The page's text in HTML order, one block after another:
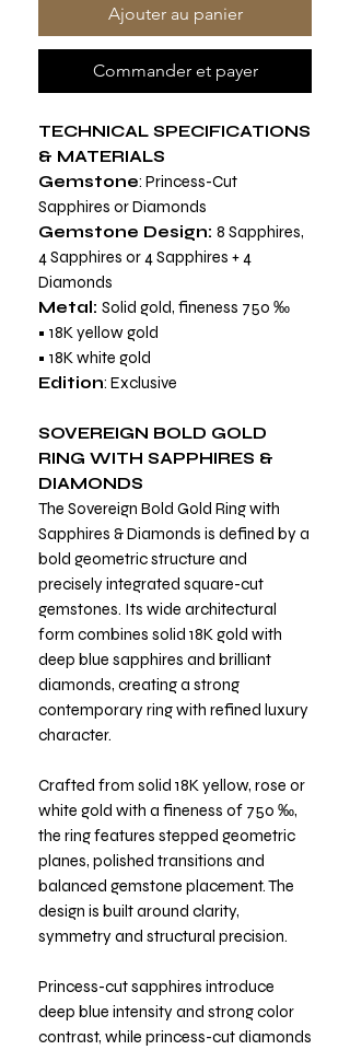
Ajouter au panier
Commander et payer
TECHNICAL SPECIFICATIONS
& MATERIALS
Gemstone: Princess-Cut
Sapphires or Diamonds
Gemstone Design: 8 Sapphires,
4 Sapphires or 4 Sapphires + 4
Diamonds
Metal: Solid gold, fineness 750 ‰
• 18K yellow gold
• 18K white gold
Edition: Exclusive
SOVEREIGN BOLD GOLD
RING WITH SAPPHIRES &
DIAMONDS
The Sovereign Bold Gold Ring with
Sapphires & Diamonds is defined by a
bold geometric structure and
precisely integrated square-cut
gemstones. Its wide architectural
form combines solid 18K gold with
deep blue sapphires and brilliant
diamonds, creating a strong
contemporary ring with refined luxury
character.
Crafted from solid 18K yellow, rose or
white gold with a fineness of 750 ‰,
the ring features stepped geometric
planes, polished transitions and
balanced gemstone placement. The
design is built around clarity,
symmetry and structural precision.
Princess-cut sapphires introduce
deep blue intensity and strong color
contrast, while princess-cut diamonds